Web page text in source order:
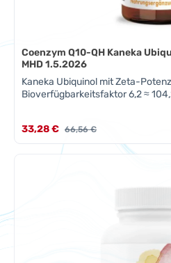
Coenzym Q10-QH Kaneka
MHD 1.5.2026
Kaneka Ubiquinol mit Zeta-
Bioverfügbarkeitsfaktor 6,2 ≈
Verkaufspreis:
33,28 € Regulärer Preis:
66,56 €